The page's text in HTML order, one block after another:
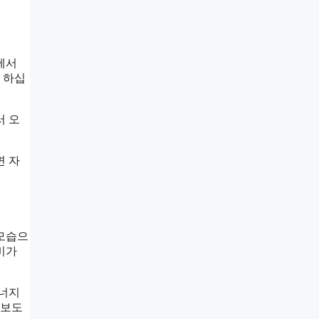
서
십
오
자
습으
가
지
도